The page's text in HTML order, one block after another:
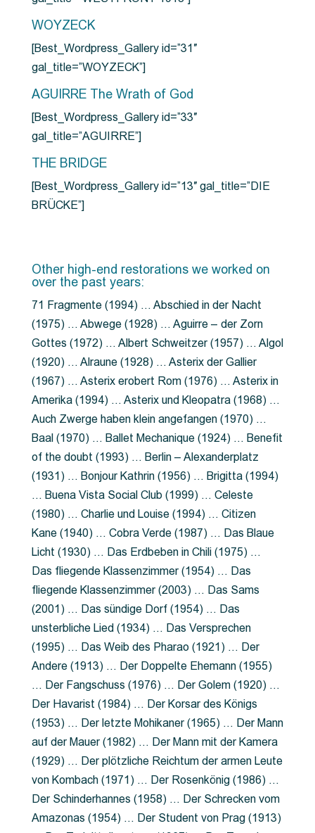
WOYZECK
[Best_Wordpress_Gallery id=”31″
gal_title=”WOYZECK”]
AGUIRRE The Wrath of God
[Best_Wordpress_Gallery id=”33″
gal_title=”AGUIRRE”]
THE BRIDGE
[Best_Wordpress_Gallery id=”13″ gal_title=”DIE
BRÜCKE”]
Other high-end restorations we worked on
over the past years:
71 Fragmente (1994) … Abschied in der Nacht
(1975) … Abwege (1928) … Aguirre – der Zorn
Gottes (1972) … Albert Schweitzer (1957) … Algol
(1920) … Alraune (1928) … Asterix der Gallier
(1967) … Asterix erobert Rom (1976) … Asterix in
Amerika (1994) … Asterix und Kleopatra (1968) …
Auch Zwerge haben klein angefangen (1970) …
Baal (1970) … Ballet Mechanique (1924) … Benefit
of the doubt (1993) … Berlin – Alexanderplatz
(1931) … Bonjour Kathrin (1956) … Brigitta (1994)
… Buena Vista Social Club (1999) … Celeste
(1980) … Charlie und Louise (1994) … Citizen
Kane (1940) … Cobra Verde (1987) … Das Blaue
Licht (1930) … Das Erdbeben in Chili (1975) …
Das fliegende Klassenzimmer (1954) … Das
fliegende Klassenzimmer (2003) … Das Sams
(2001) … Das sündige Dorf (1954) … Das
unsterbliche Lied (1934) … Das Versprechen
(1995) … Das Weib des Pharao (1921) … Der
Andere (1913) … Der Doppelte Ehemann (1955)
… Der Fangschuss (1976) … Der Golem (1920) …
Der Havarist (1984) … Der Korsar des Königs
(1953) … Der letzte Mohikaner (1965) … Der Mann
auf der Mauer (1982) … Der Mann mit der Kamera
(1929) … Der plötzliche Reichtum der armen Leute
von Kombach (1971) … Der Rosenkönig (1986) …
Der Schinderhannes (1958) … Der Schrecken vom
Amazonas (1954) … Der Student von Prag (1913)